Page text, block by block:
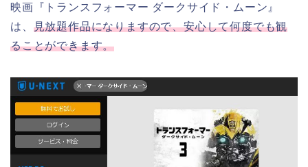
映画『トランスフォーマー ダークサイド・ムーン』
は、 見放題作品になりますので、安心して何度でも観
ることができます。